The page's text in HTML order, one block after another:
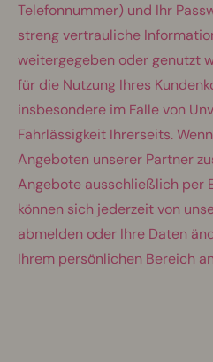
Telefonnummer) und Ihr
streng vertrauliche
weitergegeben oder genutzt
für die Nutzung Ihres
insbesondere im Falle von
Fahrlässigkeit Ihrerseits.
Angeboten unserer Partner
Angebote ausschließlich per
können sich jederzeit von
abmelden oder Ihre Daten
Ihrem persönlichen Bereich